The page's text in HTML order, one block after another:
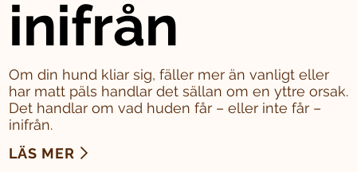
inifrån
Om din hund kliar sig, fäller mer än vanligt eller
har matt päls handlar det sällan om en yttre orsak.
Det handlar om vad huden får – eller inte får –
inifrån.
LÄS MER